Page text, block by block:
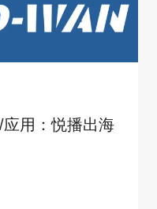
用：悦播出海